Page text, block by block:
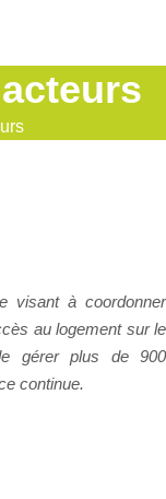
visant à coordonner
au logement sur le
gérer plus de 900
continue.